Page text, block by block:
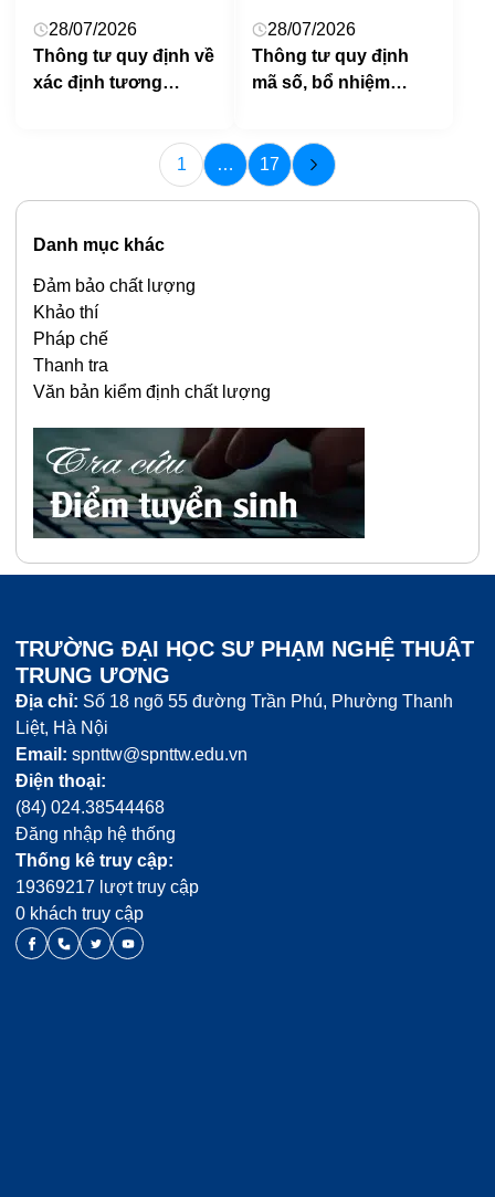
28/07/2026
Thông tư quy định về
xác định tương
28/07/2026
Thông tư quy định
mã số, bổ nhiệm
giáo trong cơ sở giáo
dục công lập
1 … 17
Danh mục khác
Đảm bảo chất lượng
Khảo thí
Pháp chế
Thanh tra
Văn bản kiểm định chất lượng
TRƯỜNG ĐẠI HỌC SƯ PHẠM NGHỆ THUẬT
TRUNG ƯƠNG
Địa chỉ: Số 18 ngõ 55 đường Trần Phú, Phường Thanh
Liệt, Hà Nội
Email: spnttw@spnttw.edu.vn
Điện thoại:
(84) 024.38544468
Đăng nhập hệ thống
Thống kê truy cập:
19369217 lượt truy cập
0 khách truy cập